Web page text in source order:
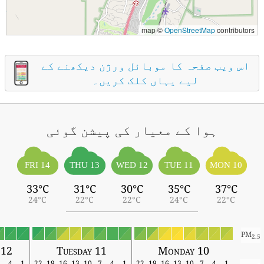
map ©OpenStreetMapcontributors
اس ویب صفحہ کا موبائل ورژن دیکھنے کے
لیے یہاں کلک کریں۔
ہوا کے معیار کی پیشن گوئی
MON 10
37°C
22°C
TUE 11
35°C
24°C
WED 12
30°C
22°C
THU 13
31°C
22°C
FRI 14
33°C
24°C
PM2.5
Monday 10
Tuesday 11